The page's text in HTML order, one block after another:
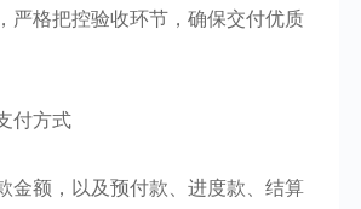
严格把控验收环节，确保交付优质
方式
额，以及预付款、进度款、结算